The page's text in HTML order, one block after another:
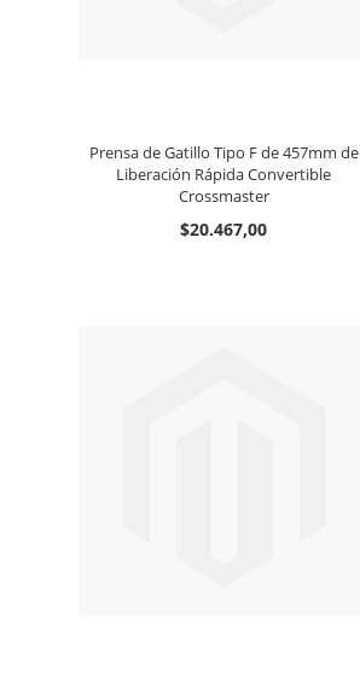
Prensa de Gatillo Tipo F de 457mm de
Liberación Rápida Convertible
Crossmaster
$20.467,00